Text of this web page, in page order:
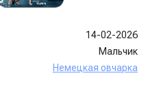
14-02-2026
Мальчик
Немецкая овчарка